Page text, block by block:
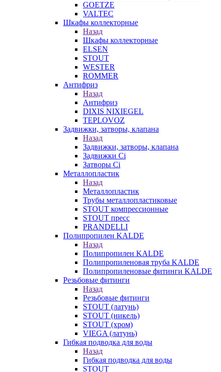
GOETZE
VALTEC
Шкафы коллекторные
Назад
Шкафы коллекторные
ELSEN
STOUT
WESTER
ROMMER
Антифриз
Назад
Антифриз
DIXIS NIXIEGEL
TEPLOVOZ
Задвижки, затворы, клапана
Назад
Задвижки, затворы, клапана
Задвижки Ci
Затворы Ci
Металлопластик
Назад
Металлопластик
Трубы металлопластиковые
STOUT компрессионные
STOUT пресс
PRANDELLI
Полипропилен KALDE
Назад
Полипропилен KALDE
Полипропиленовая труба KALDE
Полипропиленовые фитинги KALDE
Резьбовые фитинги
Назад
Резьбовые фитинги
STOUT (латунь)
STOUT (никель)
STOUT (хром)
VIEGA (латунь)
Гибкая подводка для воды
Назад
Гибкая подводка для воды
STOUT